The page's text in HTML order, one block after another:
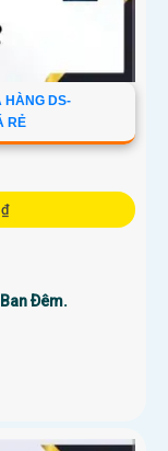
rẻ và chất lượng.
HÀNG DS-
RẺ
Ðêm.